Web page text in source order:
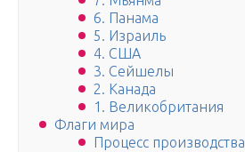
6. Панама
5. Израиль
4. США
3. Сейшелы
2. Канада
1. Великобритания
Флаги мира
Процесс производства